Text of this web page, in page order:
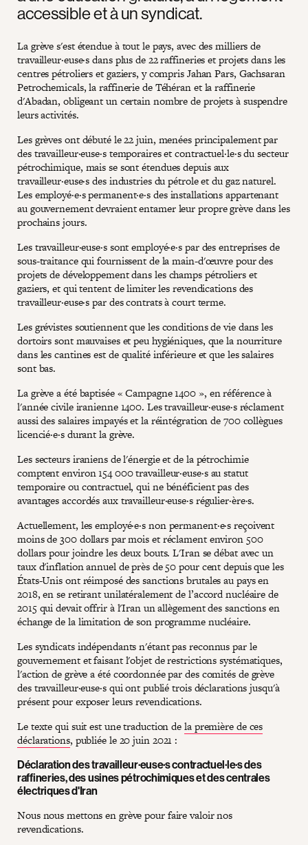
accessible et à un syndicat.
La grève s'est étendue à tout le pays, avec des milliers de
travailleur·euse·s dans plus de 22 raffineries et projets dans les
centres pétroliers et gaziers, y compris Jahan Pars, Gachsaran
Petrochemicals, la raffinerie de Téhéran et la raffinerie
d'Abadan, obligeant un certain nombre de projets à suspendre
leurs activités.
Les grèves ont débuté le 22 juin, menées principalement par
des travailleur·euse·s temporaires et contractuel·le·s du secteur
pétrochimique, mais se sont étendues depuis aux
travailleur·euse·s des industries du pétrole et du gaz naturel.
Les employé·e·s permanent·e·s des installations appartenant
au gouvernement devraient entamer leur propre grève dans les
prochains jours.
Les travailleur·euse·s sont employé·e·s par des entreprises de
sous-traitance qui fournissent de la main-d'œuvre pour des
projets de développement dans les champs pétroliers et
gaziers, et qui tentent de limiter les revendications des
travailleur·euse·s par des contrats à court terme.
Les grévistes soutiennent que les conditions de vie dans les
dortoirs sont mauvaises et peu hygiéniques, que la nourriture
dans les cantines est de qualité inférieure et que les salaires
sont bas.
La grève a été baptisée « Campagne 1400 », en référence à
l'année civile iranienne 1400. Les travailleur·euse·s réclament
aussi des salaires impayés et la réintégration de 700 collègues
licencié·e·s durant la grève.
Les secteurs iraniens de l'énergie et de la pétrochimie
comptent environ 154 000 travailleur·euse·s au statut
temporaire ou contractuel, qui ne bénéficient pas des
avantages accordés aux travailleur·euse·s régulier·ère·s.
Actuellement, les employé·e·s non permanent·e·s reçoivent
moins de 300 dollars par mois et réclament environ 500
dollars pour joindre les deux bouts. L'Iran se débat avec un
taux d'inflation annuel de près de 50 pour cent depuis que les
États-Unis ont réimposé des sanctions brutales au pays en
2018, en se retirant unilatéralement de l’accord nucléaire de
2015 qui devait offrir à l'Iran un allègement des sanctions en
échange de la limitation de son programme nucléaire.
Les syndicats indépendants n'étant pas reconnus par le
gouvernement et faisant l'objet de restrictions systématiques,
l'action de grève a été coordonnée par des comités de grève
des travailleur·euse·s qui ont publié trois déclarations jusqu'à
présent pour exposer leurs revendications.
Le texte qui suit est une traduction dela première de ces
déclarations, publiée le 20 juin 2021 :
Déclaration des travailleur·euse·s contractuel·le·s des
raffineries, des usines pétrochimiques et des centrales
électriques d'Iran
Nous nous mettons en grève pour faire valoir nos
revendications.